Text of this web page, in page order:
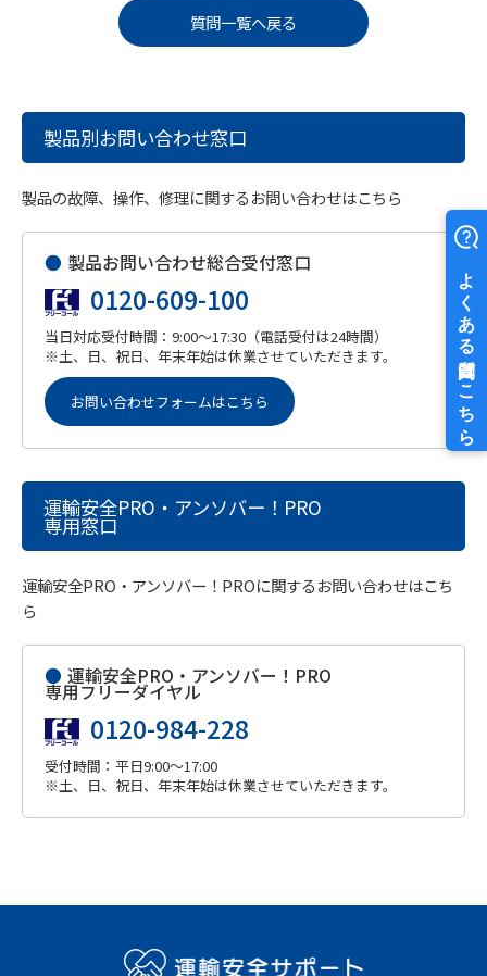
質問一覧へ戻る
製品別お問い合わせ窓口
製品の故障、操作、修理に関するお問い合わせはこちら
● 製品お問い合わせ総合受付窓口
0120-609-100
当日対応受付時間：9:00～17:30（電話受付は24時間）
※土、日、祝日、年末年始は休業させていただきます。
お問い合わせフォームはこちら
運輸安全PRO・アンソバー！PRO
専用窓口
運輸安全PRO・アンソバー！PROに関するお問い合わせはこち
ら
● 運輸安全PRO・アンソバー！PRO
専用フリーダイヤル
0120-984-228
受付時間：平日9:00～17:00
※土、日、祝日、年末年始は休業させていただきます。